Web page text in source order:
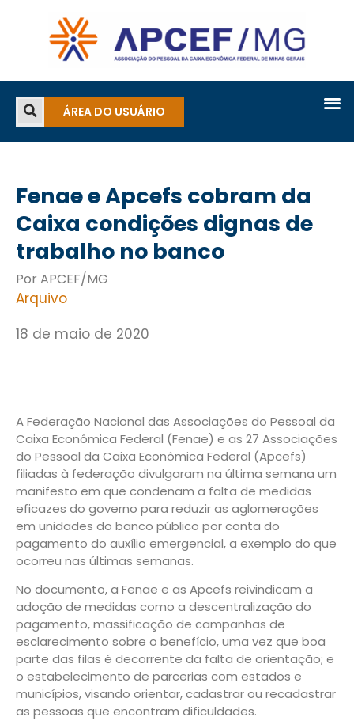
ÁREA DO USUÁRIO
Fenae e Apcefs cobram da
Caixa condições dignas de
trabalho no banco
Por APCEF/MG
Arquivo
18 de maio de 2020
A Federação Nacional das Associações do Pessoal da
Caixa Econômica Federal (Fenae) e as 27 Associações
do Pessoal da Caixa Econômica Federal (Apcefs)
filiadas à federação divulgaram na última semana um
manifesto em que condenam a falta de medidas
eficazes do governo para reduzir as aglomerações
em unidades do banco público por conta do
pagamento do auxílio emergencial, a exemplo do que
ocorreu nas últimas semanas.
No documento, a Fenae e as Apcefs reivindicam a
adoção de medidas como a descentralização do
pagamento, massificação de campanhas de
esclarecimento sobre o benefício, uma vez que boa
parte das filas é decorrente da falta de orientação; e
o estabelecimento de parcerias com estados e
municípios, visando orientar, cadastrar ou recadastrar
as pessoas que encontram dificuldades.